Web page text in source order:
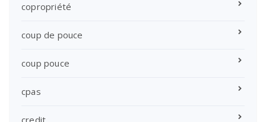
copropriété
coup de pouce
coup pouce
cpas